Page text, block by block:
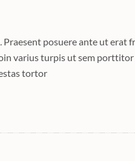
posuere ante ut erat
varius turpis ut sem
tortor